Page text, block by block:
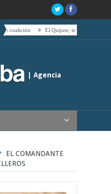
El Quijote, tetas, timbales y café
| Agencia
Aires
EL COMANDANTE